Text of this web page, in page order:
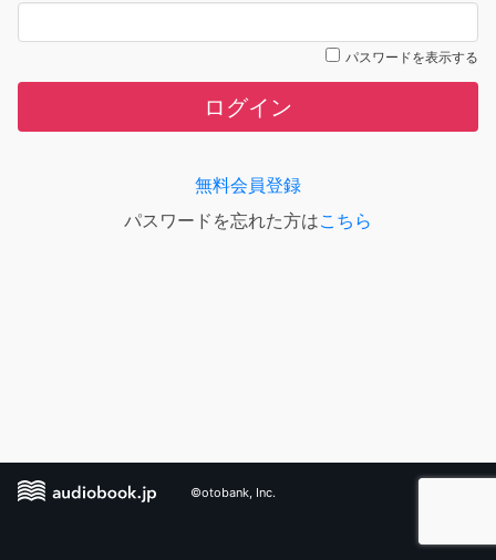
パスワードを表示する
ログイン
無料会員登録
パスワードを忘れた方はこちら
©otobank, Inc.